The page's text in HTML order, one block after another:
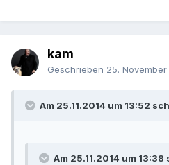
kam
Geschrieben 25. November
Am 25.11.2014 um 13:52
Am 25.11.2014 um 13:38